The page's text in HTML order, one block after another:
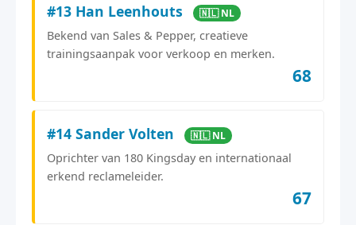
#13 Han Leenhouts 🇳🇱 NL
Bekend van Sales & Pepper, creatieve
trainingsaanpak voor verkoop en merken.
68
#14 Sander Volten 🇳🇱 NL
Oprichter van 180 Kingsday en internationaal
erkend reclameleider.
67